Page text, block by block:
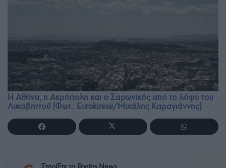
Η Αθήνα, η Ακρόπολη και ο Σαρωνικός από το λόφο του
Λυκαβηττού (Φωτ.: Eurokinissi/Μιχάλης Καραγιάννης)